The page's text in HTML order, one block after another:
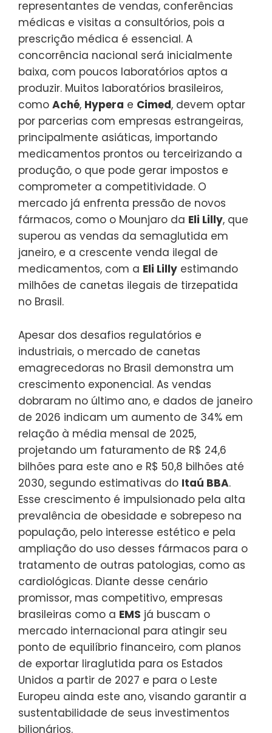
representantes de vendas, conferências
médicas e visitas a consultórios, pois a
prescrição médica é essencial. A
concorrência nacional será inicialmente
baixa, com poucos laboratórios aptos a
produzir. Muitos laboratórios brasileiros,
como Aché, Hypera e Cimed, devem optar
por parcerias com empresas estrangeiras,
principalmente asiáticas, importando
medicamentos prontos ou terceirizando a
produção, o que pode gerar impostos e
comprometer a competitividade. O
mercado já enfrenta pressão de novos
fármacos, como o Mounjaro da Eli Lilly, que
superou as vendas da semaglutida em
janeiro, e a crescente venda ilegal de
medicamentos, com a Eli Lilly estimando
milhões de canetas ilegais de tirzepatida
no Brasil.
Apesar dos desafios regulatórios e
industriais, o mercado de canetas
emagrecedoras no Brasil demonstra um
crescimento exponencial. As vendas
dobraram no último ano, e dados de janeiro
de 2026 indicam um aumento de 34% em
relação à média mensal de 2025,
projetando um faturamento de R$ 24,6
bilhões para este ano e R$ 50,8 bilhões até
2030, segundo estimativas do Itaú BBA.
Esse crescimento é impulsionado pela alta
prevalência de obesidade e sobrepeso na
população, pelo interesse estético e pela
ampliação do uso desses fármacos para o
tratamento de outras patologias, como as
cardiológicas. Diante desse cenário
promissor, mas competitivo, empresas
brasileiras como a EMS já buscam o
mercado internacional para atingir seu
ponto de equilíbrio financeiro, com planos
de exportar liraglutida para os Estados
Unidos a partir de 2027 e para o Leste
Europeu ainda este ano, visando garantir a
sustentabilidade de seus investimentos
bilionários.